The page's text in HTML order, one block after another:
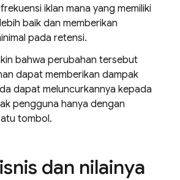
iklan mana yang memiliki
baik dan memberikan
pada retensi.
bahwa perubahan tersebut
dapat memberikan dampak
dapat meluncurkannya kepada
pengguna hanya dengan
tombol.
dan nilainya